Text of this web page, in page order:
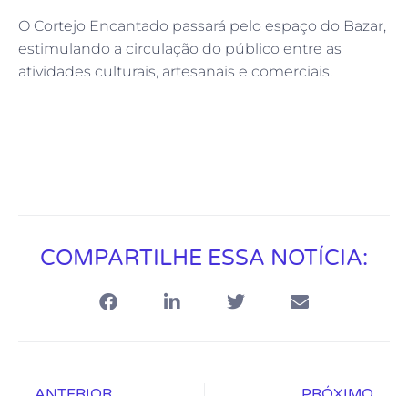
O Cortejo Encantado passará pelo espaço do Bazar,
estimulando a circulação do público entre as
atividades culturais, artesanais e comerciais.
COMPARTILHE ESSA NOTÍCIA: